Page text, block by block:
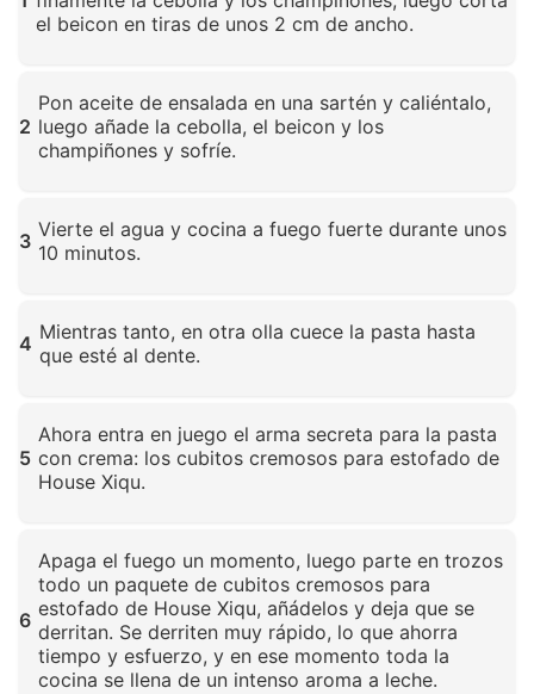
el beicon en tiras de unos 2 cm de ancho.
2
Pon aceite de ensalada en una sartén y caliéntalo,
luego añade la cebolla, el beicon y los
champiñones y sofríe.
3 Vierte el agua y cocina a fuego fuerte durante unos
10 minutos.
4 Mientras tanto, en otra olla cuece la pasta hasta
que esté al dente.
5
Ahora entra en juego el arma secreta para la pasta
con crema: los cubitos cremosos para estofado de
House Xiqu.
6
Apaga el fuego un momento, luego parte en trozos
todo un paquete de cubitos cremosos para
estofado de House Xiqu, añádelos y deja que se
derritan. Se derriten muy rápido, lo que ahorra
tiempo y esfuerzo, y en ese momento toda la
cocina se llena de un intenso aroma a leche.